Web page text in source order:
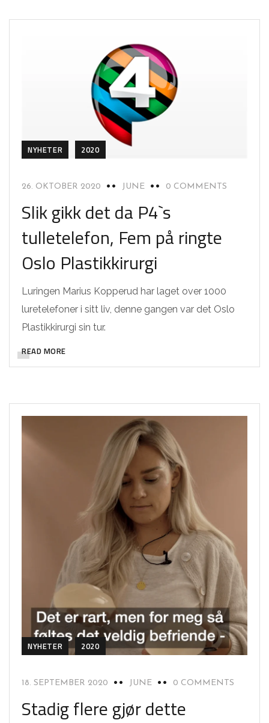
NYHETER 2020
26. OKTOBER 2020 JUNE 0 COMMENTS
Slik gikk det da P4`s
tulletelefon, Fem på ringte
Oslo Plastikkirurgi
Luringen Marius Kopperud har laget over 1000
luretelefoner i sitt liv, denne gangen var det Oslo
Plastikkirurgi sin tur.
READ MORE
NYHETER 2020
18. SEPTEMBER 2020 JUNE 0 COMMENTS
Stadig flere gjør dette